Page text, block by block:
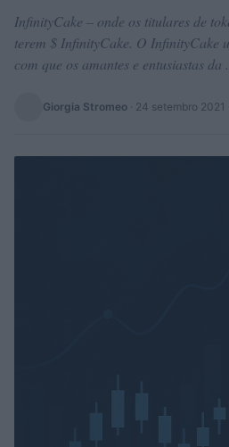
InfinityCake – onde os titulares de
terem $ InfinityCake. O InfinityCake
com que os amantes e entusiastas
Giorgia Stromeo · 24 setembro 2021